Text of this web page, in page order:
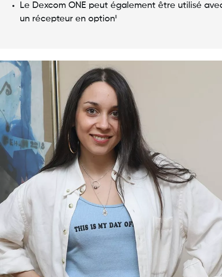
Le Dexcom ONE peut également être utilisé
un récepteur en option